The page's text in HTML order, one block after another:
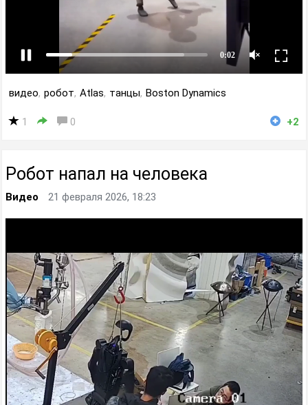
видео, робот, Atlas, танцы, Boston Dynamics
1 0 +2
Робот напал на человека
Видео 21 февраля 2026, 18:23